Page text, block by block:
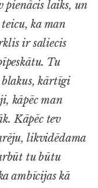
pienācis laiks, un
ka man
ir saliecis
Tu
blakus, kārtīgi
kāpēc man
Kāpēc tev
likvidēdama
tu būtu
ambīcijas kā